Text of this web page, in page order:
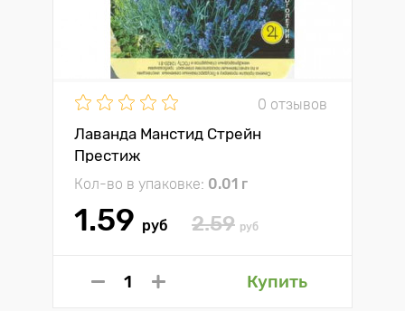
0 отзывов
Лаванда Манстид Стрейн
Престиж
Кол-во в упаковке: 0.01 г
1.59 руб 2.59 руб
Купить